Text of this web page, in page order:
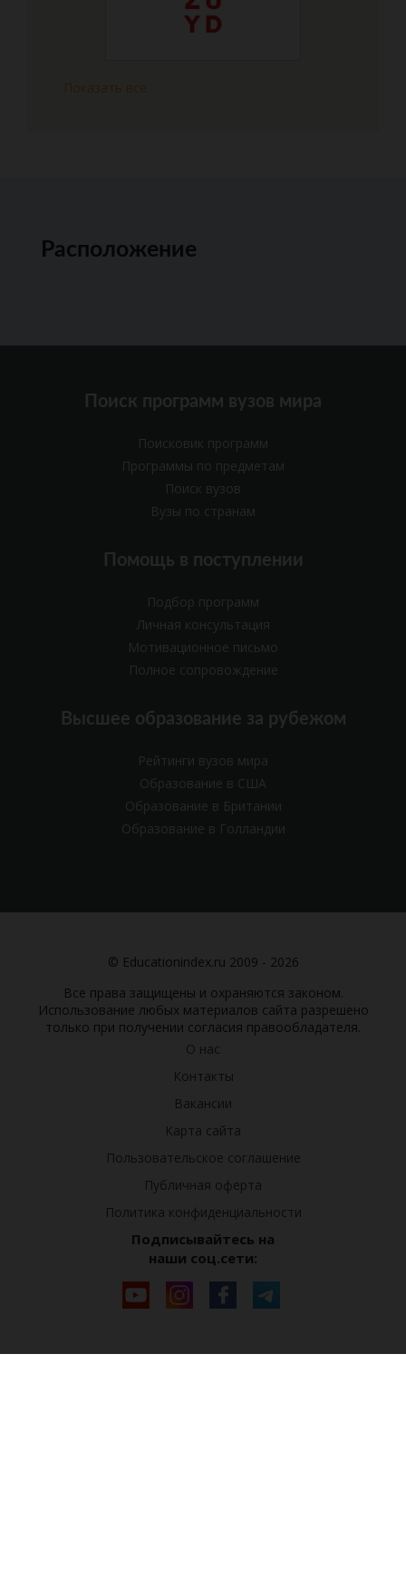
Показать все
Расположение
Поиск программ вузов мира
Поисковик программ
Программы по предметам
Поиск вузов
Вузы по странам
Помощь в поступлении
Подбор программ
Личная консультация
Мотивационное письмо
Полное сопровождение
Высшее образование за рубежом
Рейтинги вузов мира
Образование в США
Образование в Британии
Образование в Голландии
© Educationindex.ru 2009 - 2026
Все права защищены и охраняются законом.
Использование любых материалов сайта разрешено
только при получении согласия правообладателя.
О нас
Контакты
Вакансии
Карта сайта
Пользовательское соглашение
Публичная оферта
Политика конфиденциальности
Подписывайтесь на
наши соц.сети: